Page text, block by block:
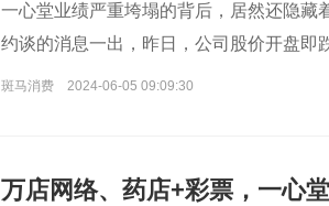
一心堂业绩严重垮塌的背后，居然还隐藏
约谈的消息一出，昨日，公司股价开盘即
收盘
斑马消费 2024-06-05 09:09:30
万店网络、药店+彩票，一心